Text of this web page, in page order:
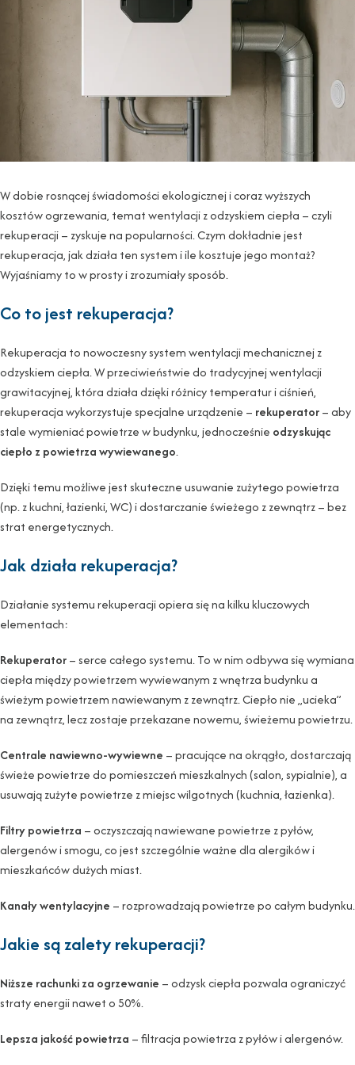
W dobie rosnącej świadomości ekologicznej i coraz wyższych
kosztów ogrzewania, temat wentylacji z odzyskiem ciepła – czyli
rekuperacji – zyskuje na popularności. Czym dokładnie jest
rekuperacja, jak działa ten system i ile kosztuje jego montaż?
Wyjaśniamy to w prosty i zrozumiały sposób.
Co to jest rekuperacja?
Rekuperacja to nowoczesny system wentylacji mechanicznej z
odzyskiem ciepła. W przeciwieństwie do tradycyjnej wentylacji
grawitacyjnej, która działa dzięki różnicy temperatur i ciśnień,
rekuperacja wykorzystuje specjalne urządzenie – rekuperator– aby
stale wymieniać powietrze w budynku, jednocześnie odzyskując
ciepło z powietrza wywiewanego.
Dzięki temu możliwe jest skuteczne usuwanie zużytego powietrza
(np. z kuchni, łazienki, WC) i dostarczanie świeżego z zewnątrz – bez
strat energetycznych.
Jak działa rekuperacja?
Działanie systemu rekuperacji opiera się na kilku kluczowych
elementach:
Rekuperator– serce całego systemu. To w nim odbywa się wymiana
ciepła między powietrzem wywiewanym z wnętrza budynku a
świeżym powietrzem nawiewanym z zewnątrz. Ciepło nie „ucieka”
na zewnątrz, lecz zostaje przekazane nowemu, świeżemu powietrzu.
Centrale nawiewno-wywiewne – pracujące na okrągło, dostarczają
świeże powietrze do pomieszczeń mieszkalnych (salon, sypialnie), a
usuwają zużyte powietrze z miejsc wilgotnych (kuchnia, łazienka).
Filtry powietrza – oczyszczają nawiewane powietrze z pyłów,
alergenów i smogu, co jest szczególnie ważne dla alergików i
mieszkańców dużych miast.
Kanały wentylacyjne – rozprowadzają powietrze po całym budynku.
Jakie są zalety rekuperacji?
Niższe rachunki za ogrzewanie – odzysk ciepła pozwala ograniczyć
straty energii nawet o 50%.
Lepsza jakość powietrza – filtracja powietrza z pyłów i alergenów.